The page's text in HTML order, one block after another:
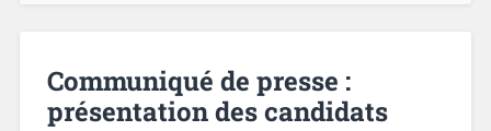
Communiqué de presse :
présentation des candidats